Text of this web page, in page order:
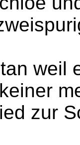
weil
zur